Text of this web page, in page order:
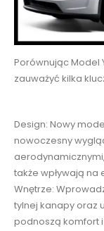
Porównując Model
zauważyć kilka
Design: Nowy
nowoczesny
także wpływają
Wnętrze:
tylnej kanapy oraz
podnoszą komfort